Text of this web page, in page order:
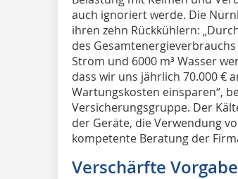
auch ignoriert werde. Die
ihren zehn Rückkühlern:
des
Strom und 6000 m³ Wasser
dass wir uns jährlich 70.000 €
Wartungskosten einsparen“,
Versicherungsgruppe. Der
der Geräte, die Verwendung
kompetente Beratung der
Verschärfte